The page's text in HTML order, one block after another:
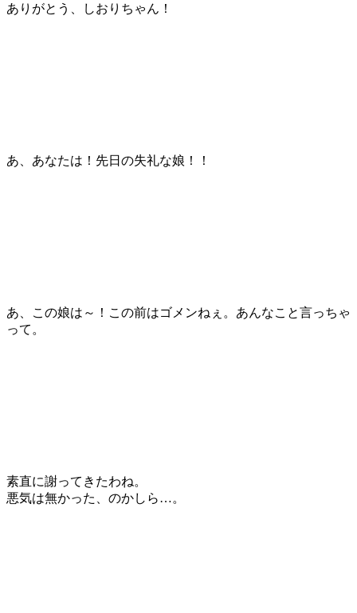
ありがとう、しおりちゃん！
あ、あなたは！先日の失礼な娘！！
あ、この娘は～！この前はゴメンねぇ。あんなこと言っちゃ
って。
素直に謝ってきたわね。
悪気は無かった、のかしら…。